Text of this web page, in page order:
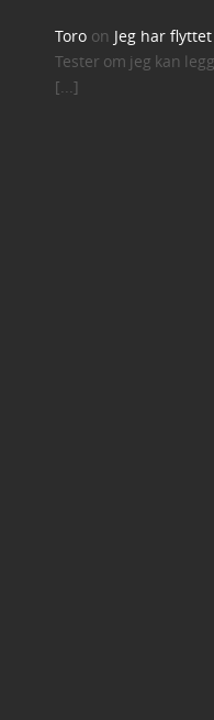
Toro on Jeg har
Tester om jeg kan
[...]